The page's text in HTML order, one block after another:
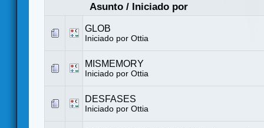
Asunto/ Iniciado por
GLOB
Iniciado por Ottia
MISMEMORY
Iniciado por Ottia
DESFASES
Iniciado por Ottia